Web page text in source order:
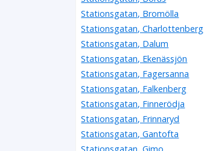
Stationsgatan, Bromölla
Stationsgatan, Charlottenberg
Stationsgatan, Dalum
Stationsgatan, Ekenässjön
Stationsgatan, Fagersanna
Stationsgatan, Falkenberg
Stationsgatan, Finnerödja
Stationsgatan, Frinnaryd
Stationsgatan, Gantofta